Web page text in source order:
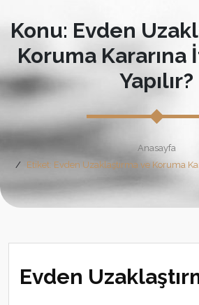
Konu: Evden
Koruma Kararına
Yapılır?
Anasayfa
Etiket: Evden Uzaklaştırma ve Koruma
Evden